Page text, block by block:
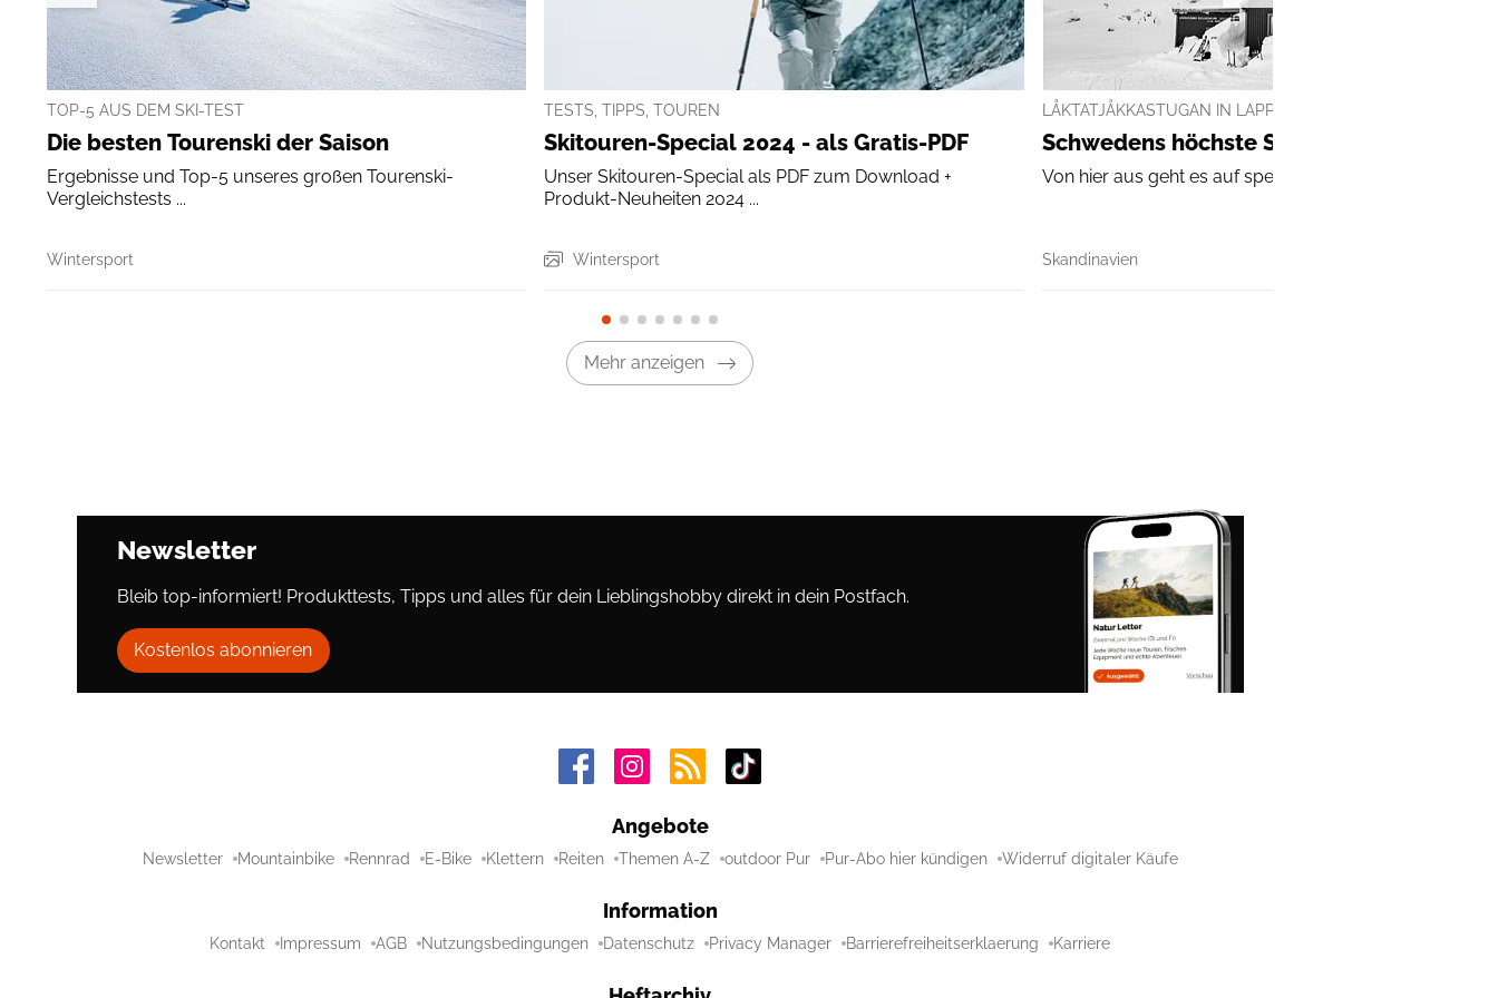
TOP-5 AUS DEM SKI-TEST
Die besten Tourenski der Saison
Ergebnisse und Top-5 unseres großen Tourenski-
Vergleichstests ...
Wintersport
TESTS, TIPPS, TOUREN
Skitouren-Special 2024 - als Gratis-PDF
Unser Skitouren-Special als PDF zum Download +
Produkt-Neuheiten 2024 ...
Wintersport
LÅKTATJÅKKASTUGAN IN LAPPLAND
Schwedens höchste Skihütte begeistert
Von hier aus geht es auf spektakuläre Skitouren ...
Skandinavien
Mehr anzeigen
Newsletter
Bleib top-informiert! Produkttests, Tipps und alles für dein Lieblingshobby direkt in dein Postfach.
Kostenlos abonnieren
Angebote
Newsletter Mountainbike Rennrad E-Bike Klettern Reiten Themen A-Z outdoor Pur Pur-Abo hier kündigen Widerruf digitaler Käufe
Information
Kontakt Impressum AGB Nutzungsbedingungen Datenschutz Privacy Manager Barrierefreiheitserklaerung Karriere